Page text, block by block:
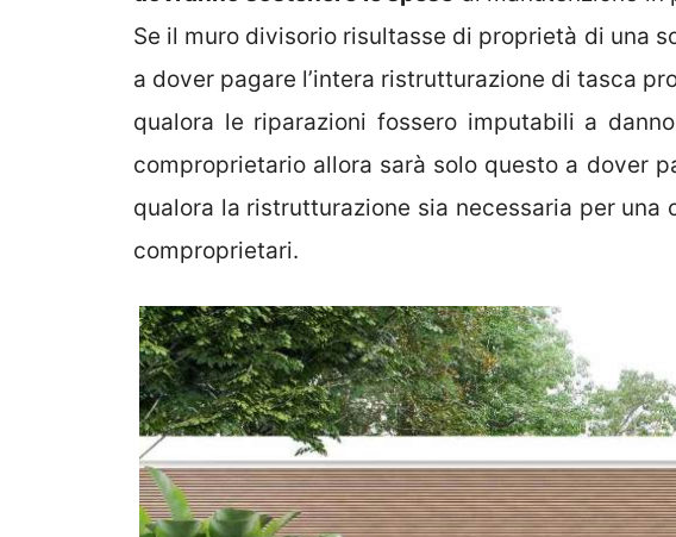
Se il muro divisorio risultasse di proprietà di una
a dover pagare l’intera ristrutturazione di tasca
qualora le riparazioni fossero imputabili a
comproprietario allora sarà solo questo a dover
qualora la ristrutturazione sia necessaria per una
comproprietari.